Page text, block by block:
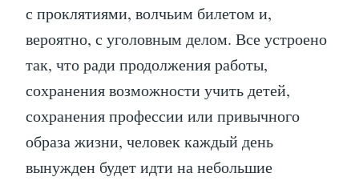
с проклятиями, волчьим билетом и,
вероятно, с уголовным делом. Все устроено
так, что ради продолжения работы,
сохранения возможности учить детей,
сохранения профессии или привычного
образа жизни, человек каждый день
вынужден будет идти на небольшие